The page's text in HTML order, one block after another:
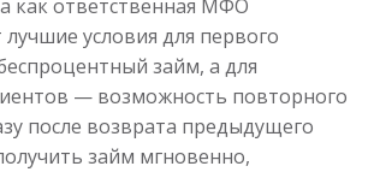
как ответственная МФО
лучшие условия для первого
займ, а для
— возможность повторного
после возврата предыдущего
займ мгновенно,